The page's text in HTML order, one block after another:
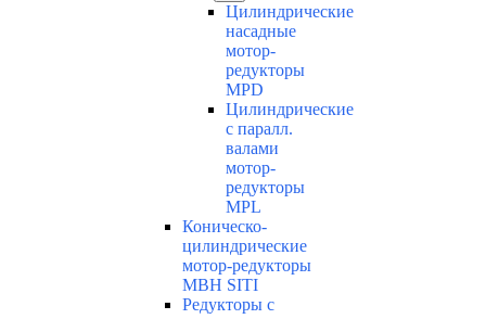
Цилиндрические
насадные
мотор-
редукторы
MPD
Цилиндрические
с паралл.
валами
мотор-
редукторы
MPL
Коническо-
цилиндрические
мотор-редукторы
MBH SITI
Редукторы с